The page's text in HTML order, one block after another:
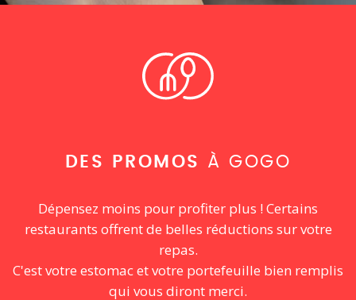
DES PROMOS À GOGO
Dépensez moins pour profiter plus ! Certains
restaurants offrent de belles réductions sur votre
repas.
C'est votre estomac et votre portefeuille bien remplis
qui vous diront merci.